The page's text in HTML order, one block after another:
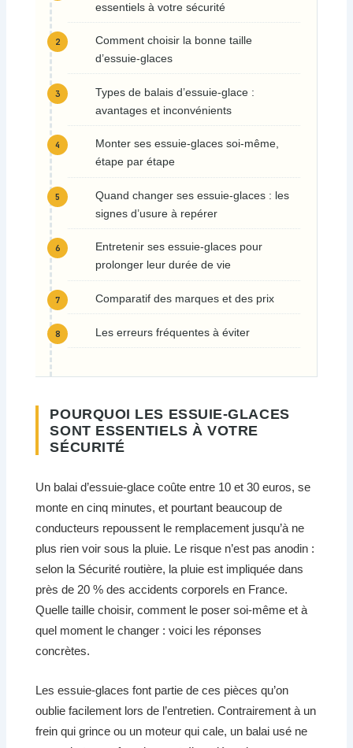
essentiels à votre sécurité
Comment choisir la bonne taille
d’essuie-glaces
Types de balais d’essuie-glace :
avantages et inconvénients
Monter ses essuie-glaces soi-même,
étape par étape
Quand changer ses essuie-glaces : les
signes d’usure à repérer
Entretenir ses essuie-glaces pour
prolonger leur durée de vie
Comparatif des marques et des prix
Les erreurs fréquentes à éviter
POURQUOI LES ESSUIE-GLACES
SONT ESSENTIELS À VOTRE
SÉCURITÉ
Un balai d’essuie-glace coûte entre 10 et 30 euros, se
monte en cinq minutes, et pourtant beaucoup de
conducteurs repoussent le remplacement jusqu’à ne
plus rien voir sous la pluie. Le risque n’est pas anodin :
selon la Sécurité routière, la pluie est impliquée dans
près de 20 % des accidents corporels en France.
Quelle taille choisir, comment le poser soi-même et à
quel moment le changer : voici les réponses
concrètes.
Les essuie-glaces font partie de ces pièces qu’on
oublie facilement lors de l’entretien. Contrairement à un
frein qui grince ou un moteur qui cale, un balai usé ne